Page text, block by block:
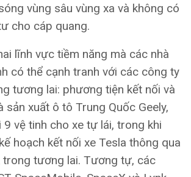
vùng sâu vùng xa và không có
cho cáp quang.
lĩnh vực tiềm năng mà các nhà
có thể cạnh tranh với các công ty
tương lai: phương tiện kết nối và
sản xuất ô tô Trung Quốc Geely,
9 vệ tinh cho xe tự lái, trong khi
hoạch kết nối xe Tesla thông qua
trong tương lai. Tương tự, các